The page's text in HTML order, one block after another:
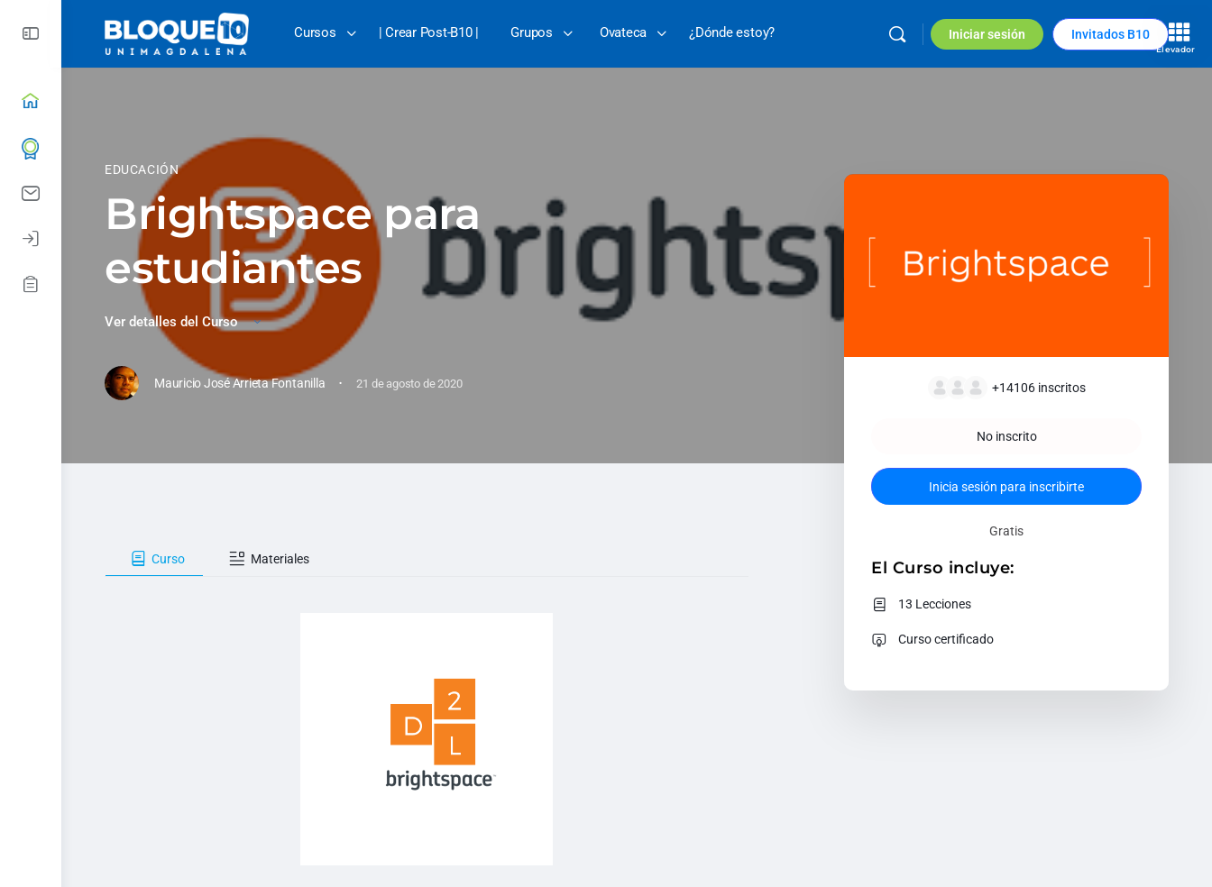
Cursos | Crear Post-B10 | Grupos Ovateca ¿Dónde estoy? Iniciar sesión Invitados B10
EDUCACIÓN
Brightspace para
estudiantes
Ver detalles del Curso
Mauricio José Arrieta Fontanilla · 21 de agosto de 2020
Curso Materiales
+14106 inscritos
No inscrito
Inicia sesión para inscribirte
Gratis
El Curso incluye:
13 Lecciones
Curso certificado
Elevador